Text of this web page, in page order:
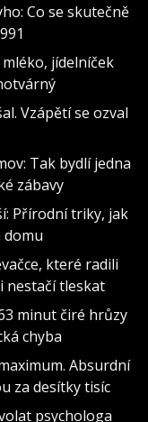
Co se skutečně
jídelníček
Vzápětí se ozval
Tak bydlí jedna
zábavy
Přírodní triky, jak
domu
které radili
nestačí tleskat
minut čiré hrůzy
chyba
Absurdní
za desítky tisíc
psychologa